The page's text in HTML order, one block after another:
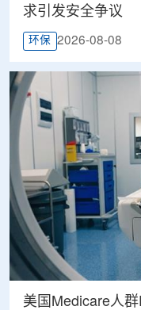
求引发安全争议
环保 2026-08-08
美国Medicare人